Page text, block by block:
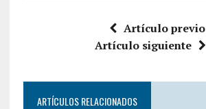
Artículo previo
Artículo siguiente
ARTÍCULOS RELACIONADOS